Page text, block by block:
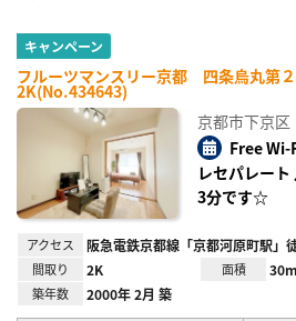
キャンペーン
フルーツマンスリー京都 四条烏丸第２
2K(No.434643)
京都市下京区
Free
レセパレー
3分です☆
アクセス 阪急電鉄京都線「京都河原町駅」
間取り 2K 面積
築年数 2000年 2月 築